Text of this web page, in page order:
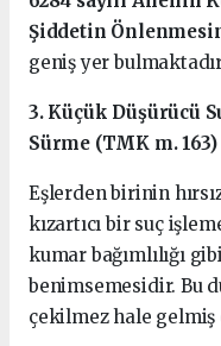
Şiddetin
geniş yer
3. Küçük Düşürücü
Sürme (TMK m. 163)
Eşlerden birinin
kızartıcı bir suç
kumar bağımlılığı
benimsemesidir. Bu
çekilmez hale gelmiş